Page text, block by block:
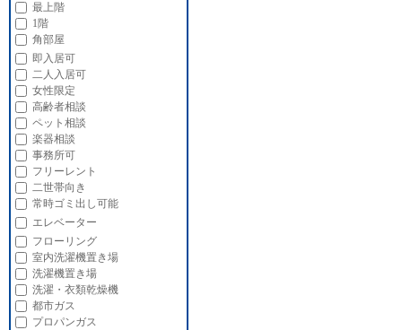
最上階
1階
角部屋
即入居可
二人入居可
女性限定
高齢者相談
ペット相談
楽器相談
事務所可
フリーレント
二世帯向き
常時ゴミ出し可能
エレベーター
フローリング
室内洗濯機置き場
洗濯機置き場
洗濯・衣類乾燥機
都市ガス
プロパンガス